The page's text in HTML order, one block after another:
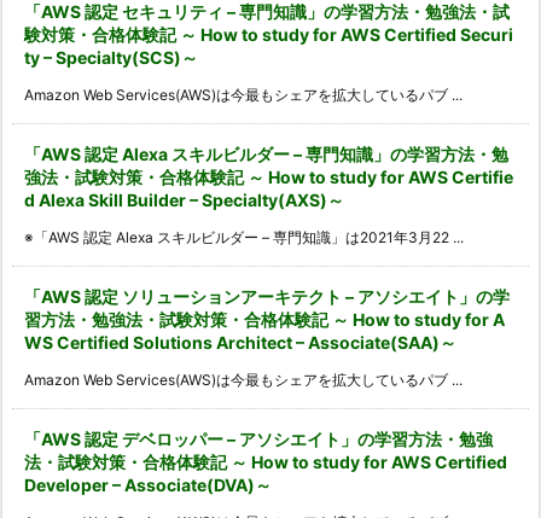
「AWS 認定 セキュリティ – 専門知識」の学習方法・勉強法・試
験対策・合格体験記 ～ How to study for AWS Certified Securi
ty – Specialty(SCS)～
Amazon Web Services(AWS)は今最もシェアを拡大しているパブ ...
「AWS 認定 Alexa スキルビルダー – 専門知識」の学習方法・勉
強法・試験対策・合格体験記 ～ How to study for AWS Certifie
d Alexa Skill Builder – Specialty(AXS)～
※「AWS 認定 Alexa スキルビルダー – 専門知識」は2021年3月22 ...
「AWS 認定 ソリューションアーキテクト – アソシエイト」の学
習方法・勉強法・試験対策・合格体験記 ～ How to study for A
WS Certified Solutions Architect – Associate(SAA)～
Amazon Web Services(AWS)は今最もシェアを拡大しているパブ ...
「AWS 認定 デベロッパー – アソシエイト」の学習方法・勉強
法・試験対策・合格体験記 ～ How to study for AWS Certified
Developer – Associate(DVA)～